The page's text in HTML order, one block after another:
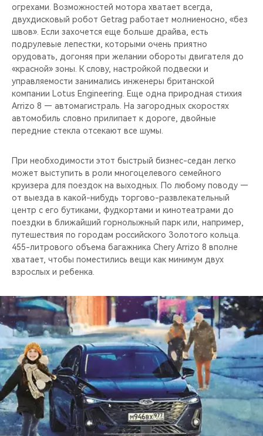
огрехами. Возможностей мотора хватает всегда,
двухдисковый робот Getrag работает молниеносно, «без
швов». Если захочется еще больше драйва, есть
подрулевые лепестки, которыми очень приятно
орудовать, догоняя при желании обороты двигателя до
«красной» зоны. К слову, настройкой подвески и
управляемости занимались инженеры британской
компании Lotus Engineering. Еще одна природная стихия
Arrizo 8 — автомагистраль. На загородных скоростях
автомобиль словно прилипает к дороге, двойные
передние стекла отсекают все шумы.
При необходимости этот быстрый бизнес-седан легко
может выступить в роли многоцелевого семейного
круизера для поездок на выходных. По любому поводу —
от выезда в какой-нибудь торгово-развлекательный
центр с его бутиками, фудкортами и кинотеатрами до
поездки в ближайший горнолыжный парк или, например,
путешествия по городам российского Золотого кольца.
455-литрового объема багажника Chery Arrizo 8 вполне
хватает, чтобы поместились вещи как минимум двух
взрослых и ребенка.